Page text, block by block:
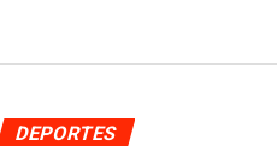
DEPORTES